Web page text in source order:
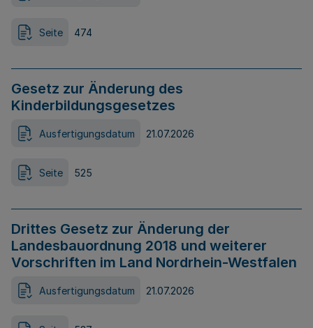
Seite 474
Gesetz zur Änderung des
Kinderbildungsgesetzes
Ausfertigungsdatum 21.07.2026
Seite 525
Drittes Gesetz zur Änderung der
Landesbauordnung 2018 und weiterer
Vorschriften im Land Nordrhein-Westfalen
Ausfertigungsdatum 21.07.2026